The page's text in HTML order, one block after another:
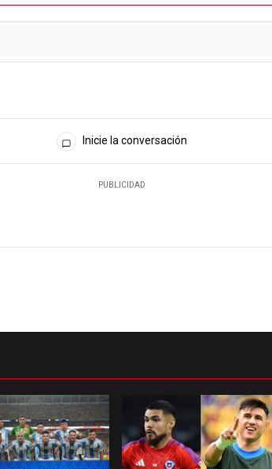
Inicie la conversación
PUBLICIDAD